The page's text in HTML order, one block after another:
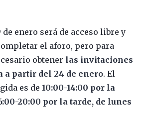
enero será de acceso libre y
el aforo, pero para
obtener las invitaciones
a partir del 24 de enero. El
es de 10:00-14:00 por la
20:00 por la tarde, de lunes